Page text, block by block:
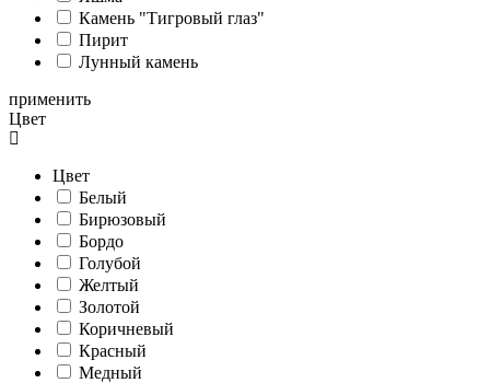
Камень "Тигровый глаз"
Пирит
Лунный камень
применить
Цвет
Цвет
Белый
Бирюзовый
Бордо
Голубой
Желтый
Золотой
Коричневый
Красный
Медный